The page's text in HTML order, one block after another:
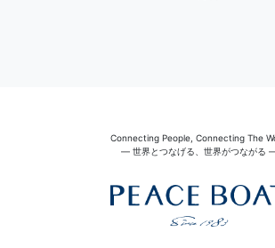
Connecting People, Connecting The
― 世界とつなげる、世界がつながる